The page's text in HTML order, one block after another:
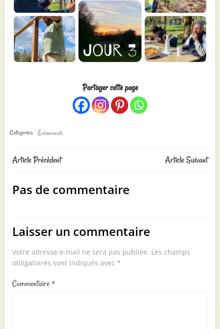
Partager cette page
Categories: Événements
Post
navigation
Article Précèdent
navigation
Article Suivant
Pas de commentaire
Laisser un commentaire
Votre adresse e-mail ne sera pas publiée. Les champs
obligatoires sont indiqués avec *
Commentaire*